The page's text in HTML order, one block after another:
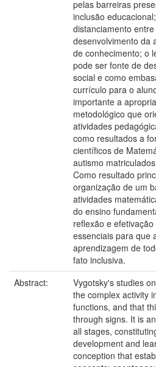
pelas barreiras
inclusão
distanciamento
desenvolvimento da
de conhecimento; o
pode ser fonte de
social e como
currículo para o
importante a
metodológico que
atividades
como resultados a
científicos de
autismo
Como resultado
organização de um
atividades
do ensino
reflexão e
essenciais para que
aprendizagem de
fato inclusiva.
Abstract:
Vygotsky's studies
the complex activity
functions, and that
through signs. It is
all stages,
development and
conception that